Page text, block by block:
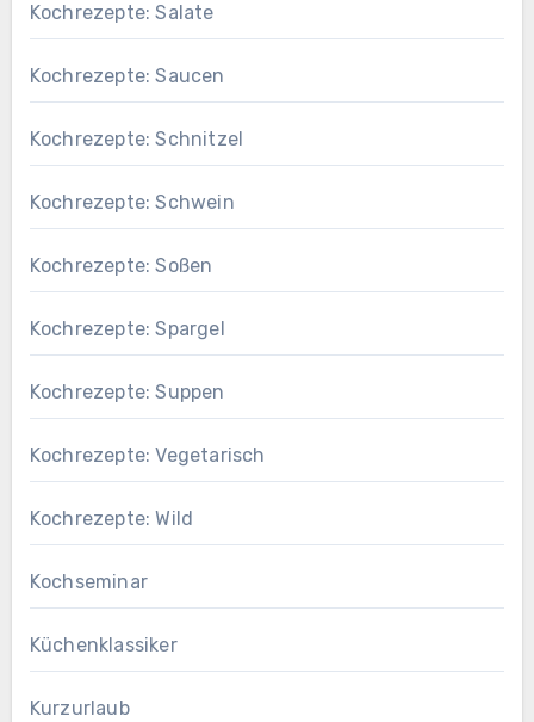
Kochrezepte: Salate
Kochrezepte: Saucen
Kochrezepte: Schnitzel
Kochrezepte: Schwein
Kochrezepte: Soßen
Kochrezepte: Spargel
Kochrezepte: Suppen
Kochrezepte: Vegetarisch
Kochrezepte: Wild
Kochseminar
Küchenklassiker
Kurzurlaub